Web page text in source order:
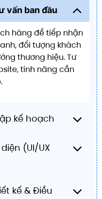
vấn ban đầu
hàng để tiếp nhận
đối tượng khách
thương hiệu. Tư
tính năng cần
kế hoạch
(UI/UX
kế & Điều